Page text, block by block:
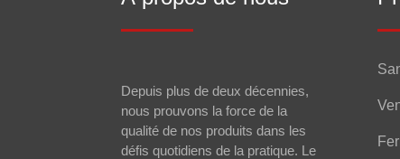
Depuis plus de deux décennies,
nous prouvons la force de la
qualité de nos produits dans les
défis quotidiens de la pratique. Le